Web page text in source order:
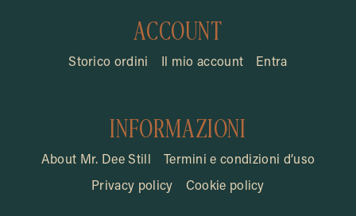
ACCOUNT
Storico ordini Il mio account Entra
INFORMAZIONI
About Mr. Dee Still Termini e condizioni d’uso
Privacy policy Cookie policy